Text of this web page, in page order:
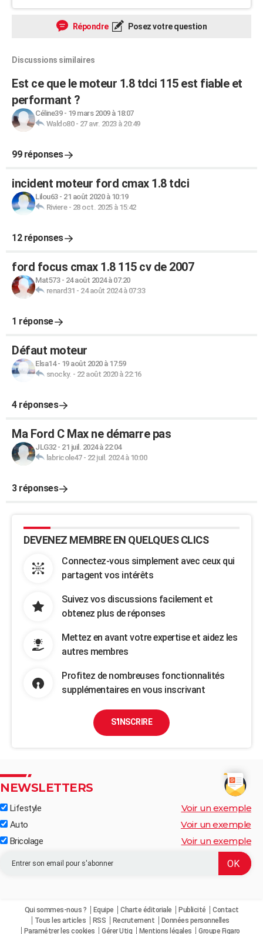
Répondre Posez votre question
Discussions similaires
Est ce que le moteur 1.8 tdci 115 est fiable et
performant ?
Céline39- 19 mars 2009 à 18:07
Waldo80- 27 avr. 2023 à 20:49
99 réponses
incident moteur ford cmax 1.8 tdci
Lilou63- 21 août 2020 à 10:19
Riviere- 28 oct. 2025 à 15:42
12 réponses
ford focus cmax 1.8 115 cv de 2007
Mat573- 24 août 2024 à 07:20
renard31 - 24 août 2024 à 07:33
1 réponse
Défaut moteur
Elsa14- 19 août 2020 à 17:59
snocky. - 22 août 2020 à 22:16
4 réponses
Ma Ford C Max ne démarre pas
JLG32- 21 juil. 2024 à 22:04
labricole47- 22 juil. 2024 à 10:00
3 réponses
DEVENEZ MEMBRE EN QUELQUES CLICS
Connectez-vous simplement avec ceux qui
partagent vos intérêts
Suivez vos discussions facilement et
obtenez plus de réponses
Mettez en avant votre expertise et aidez les
autres membres
Profitez de nombreuses fonctionnalités
supplémentaires en vous inscrivant
S'INSCRIRE
NEWSLETTERS
Lifestyle Voir un exemple
Auto Voir un exemple
Bricolage Voir un exemple
Qui sommes-nous ? Equipe Charte éditoriale Publicité
Contact
Tous les articles
RSS Recrutement
Données personnelles
Paramétrer les cookies
Gérer Utiq Mentions légales Groupe Figaro